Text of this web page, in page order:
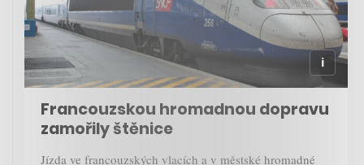
Francouzskou hromadnou dopravu
zamořily štěnice
Jízda ve francouzských vlacích a v městské hromadné